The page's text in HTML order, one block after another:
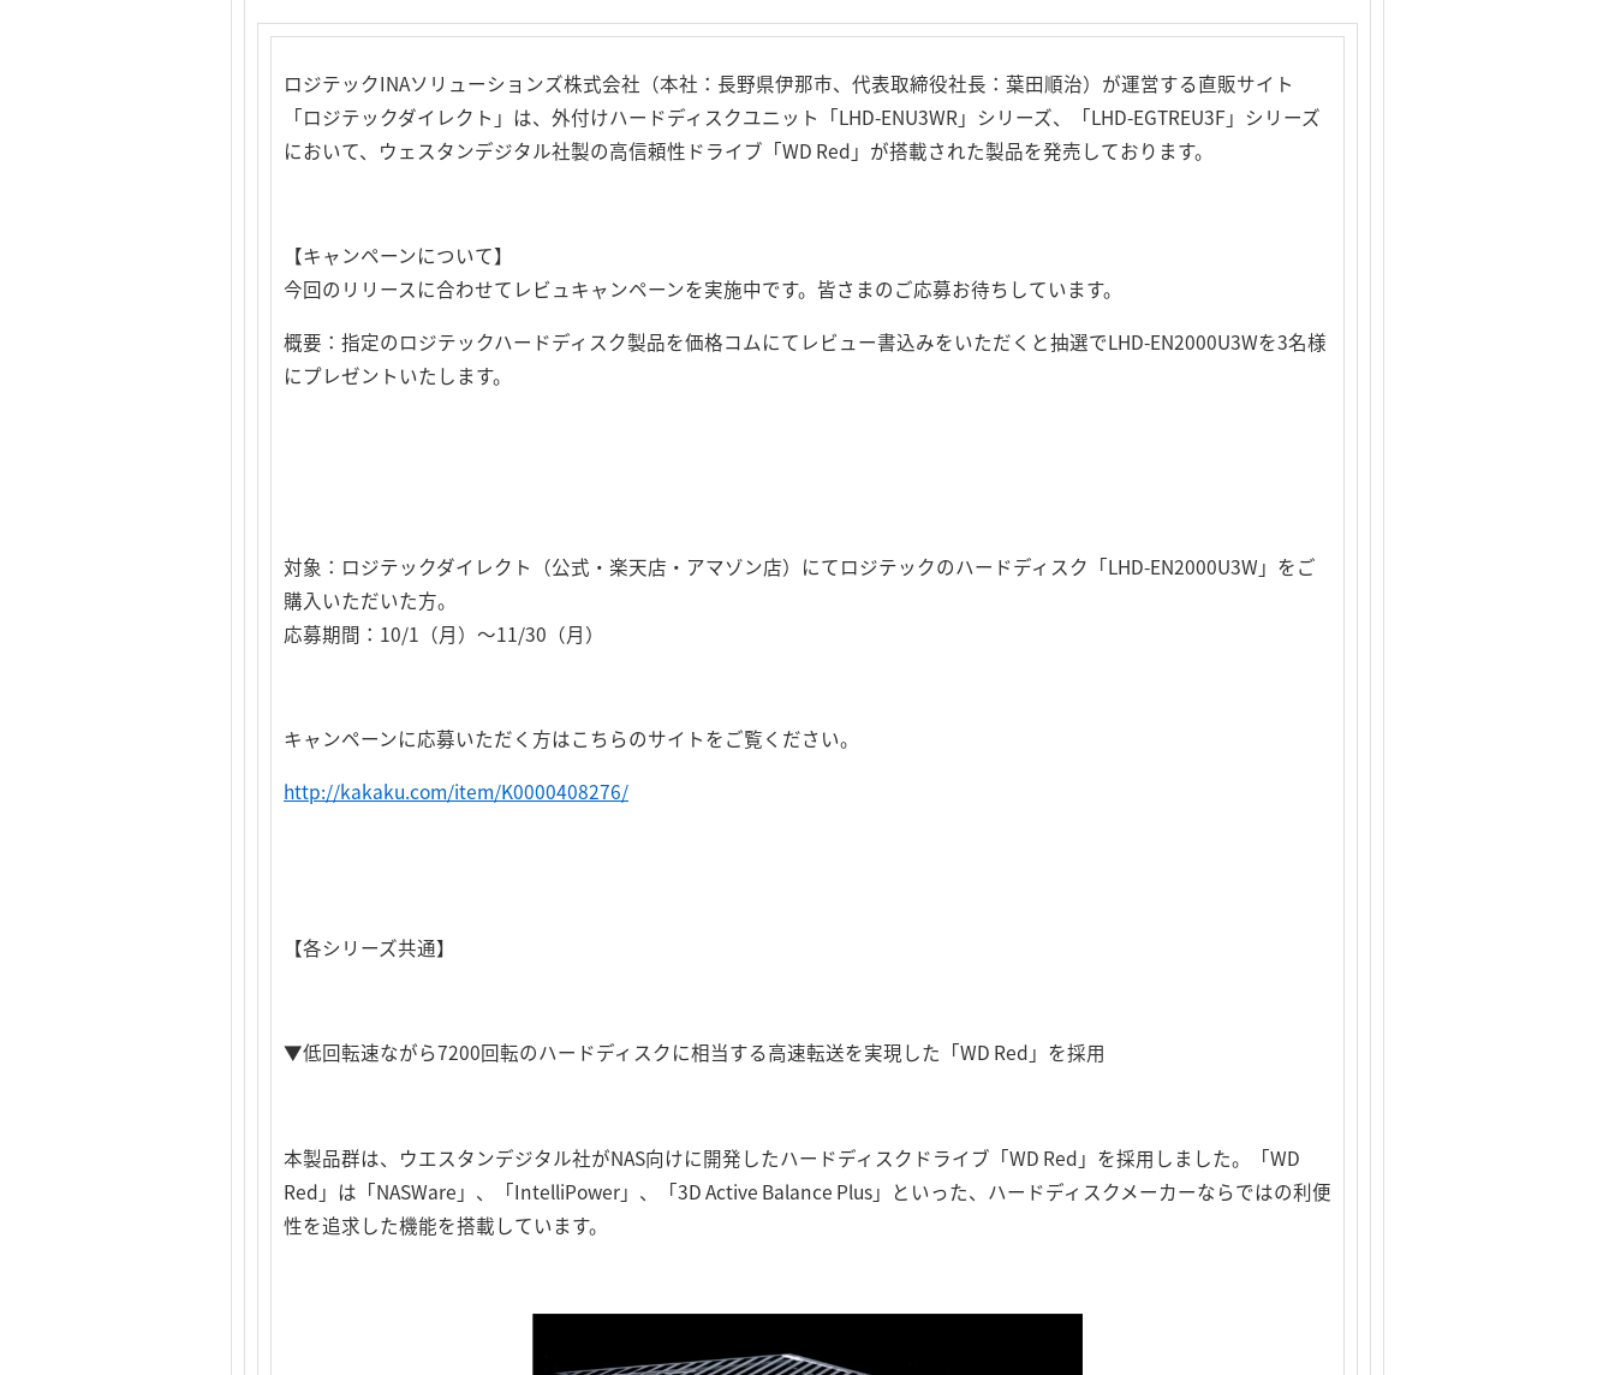
ロジテックINAソリューションズ株式会社（本社：長野県伊那市、代表取締役社長：葉田順治）が運営する直販サイト
「ロジテックダイレクト」は、外付けハードディスクユニット「LHD-ENU3WR」シリーズ、「LHD-EGTREU3F」シリーズ
において、ウェスタンデジタル社製の高信頼性ドライブ「WD Red」が搭載された製品を発売しております。
【キャンペーンについて】
今回のリリースに合わせてレビュキャンペーンを実施中です。皆さまのご応募お待ちしています。
概要：指定のロジテックハードディスク製品を価格コムにてレビュー書込みをいただくと抽選でLHD-EN2000U3Wを3名様
にプレゼントいたします。
対象：ロジテックダイレクト（公式・楽天店・アマゾン店）にてロジテックのハードディスク「LHD-EN2000U3W」をご
購入いただいた方。
応募期間：10/1（月）～11/30（月）
キャンペーンに応募いただく方はこちらのサイトをご覧ください。
http://kakaku.com/item/K0000408276/
【各シリーズ共通】
▼低回転速ながら7200回転のハードディスクに相当する高速転送を実現した「WD Red」を採用
本製品群は、ウエスタンデジタル社がNAS向けに開発したハードディスクドライブ「WD Red」を採用しました。「WD
Red」は「NASWare」、「IntelliPower」、「3D Active Balance Plus」といった、ハードディスクメーカーならではの利便
性を追求した機能を搭載しています。